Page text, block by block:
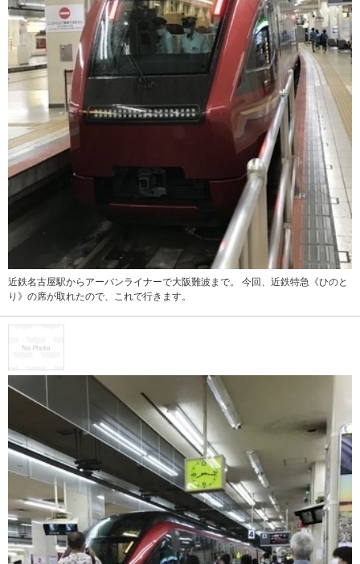
近鉄名古屋駅からアーバンライナーで大阪難波まで。 今回、近鉄特急《ひのと
り》の席が取れたので、これで行きます。